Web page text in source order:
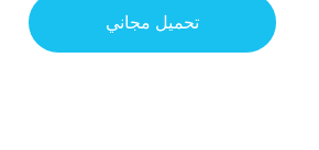
تحميل مجاني